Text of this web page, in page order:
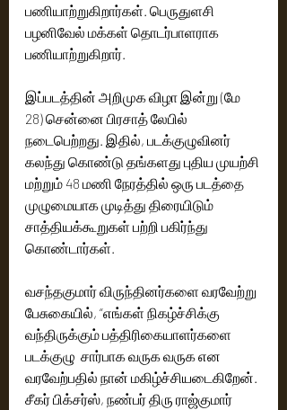
பணியாற்றுகிறார்கள். பெருதுளசி
பழனிவேல் மக்கள் தொடர்பாளராக
பணியாற்றுகிறார்.
இப்படத்தின் அறிமுக விழா இன்று (மே
28) சென்னை பிரசாத் லேபில்
நடைபெற்றது. இதில், படக்குழுவினர்
கலந்து கொண்டு தங்களது புதிய முயற்சி
மற்றும் 48 மணி நேரத்தில் ஒரு படத்தை
முழுமையாக முடித்து திரையிடும்
சாத்தியக்கூறுகள் பற்றி பகிர்ந்து
கொண்டார்கள்.
வசந்தகுமார் விருந்தினர்களை வரவேற்று
பேசுகையில், “எங்கள் நிகழ்ச்சிக்கு
வந்திருக்கும் பத்திரிகையாளர்களை
படக்குழு  சார்பாக வருக வருக என
வரவேற்பதில் நான் மகிழ்ச்சியடைகிறேன்.
சீகர் பிக்சர்ஸ், நண்பர் திரு ராஜ்குமார்